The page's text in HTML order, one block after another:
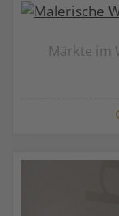
Märkte im